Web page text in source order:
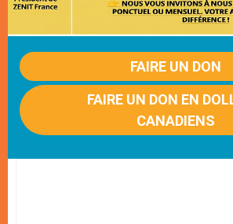
FAIRE UN DON
FAIRE UN DON EN
CANADIENS